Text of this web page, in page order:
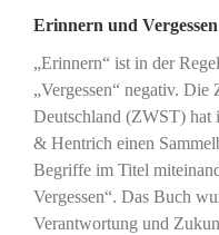
Erinnern und
„Erinnern“ ist in der
„Vergessen“ negativ.
Deutschland (ZWST) hat
& Hentrich einen
Begriffe im Titel
Vergessen“. Das Buch
Verantwortung und